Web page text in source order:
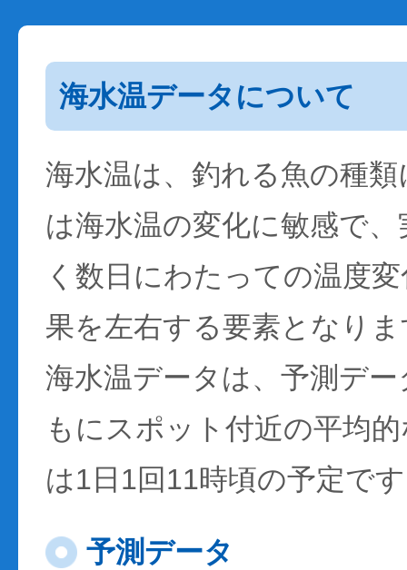
海水温データについて
海水温は、釣れる魚の種
は海水温の変化に敏感で
く数日にわたっての温度
果を左右する要素となり
海水温データは、予測デ
もにスポット付近の平均
は1日1回11時頃の予定で
予測データ